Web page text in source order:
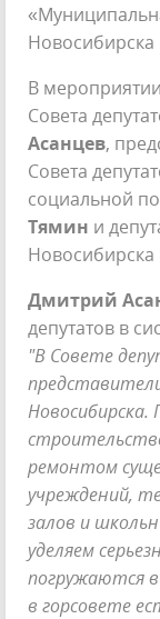
Новосибирска
В
Совета
Асанцев,
Совета
социальной
Тямин и
Новосибирска
Дмитрий
депутатов в
"В Совете
ремонтом
учреждений,
залов и
уделяем
погружаются
в горсовете